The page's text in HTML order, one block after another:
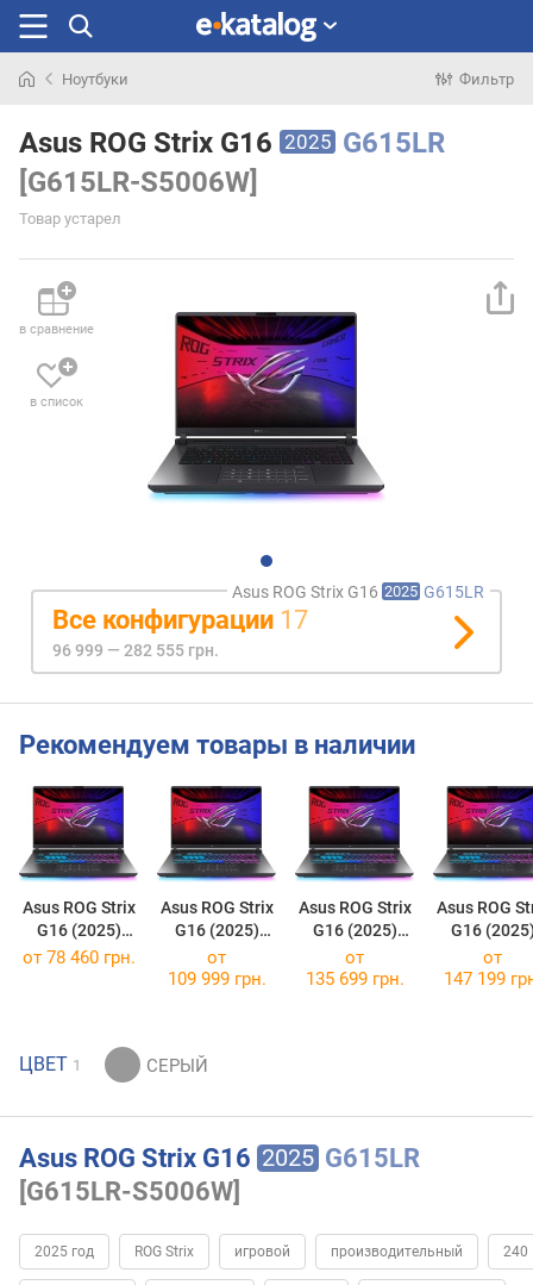
раньше
Ноутбуки Фильтр
Asus ROG Strix G16 2025 G615LR
[G615LR-S5006W]
Товар устарел
в сравнение
в список
Asus ROG Strix G16 2025 G615LR
Все конфигурации 17
96 999 — 282 555 грн.
Рекомендуем товары в наличии
Asus ROG Strix
G16 (2025)
G615JMR
Asus ROG Strix
G16 (2025)
G615LP
[90NR0LN1-M000R0]
Asus ROG Strix
G16 (2025)
G615LR
[G615LR-AS896]
Asus ROG
G16
G615LW
[G615LW-
от 78 460 грн.
от
109 999 грн.
от
135 699 грн.
от
147 199
ЦВЕТ 1
Asus ROG Strix G16 2025 G615LR
[G615LR-S5006W]
2025 год ROG Strix игровой производительный 240